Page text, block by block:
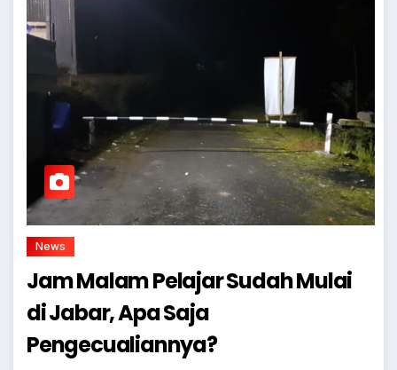
News
Jam Malam Pelajar Sudah Mulai
di Jabar, Apa Saja
Pengecualiannya?